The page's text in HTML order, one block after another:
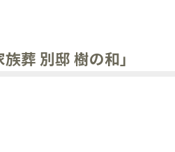
葬 別邸 樹の和」